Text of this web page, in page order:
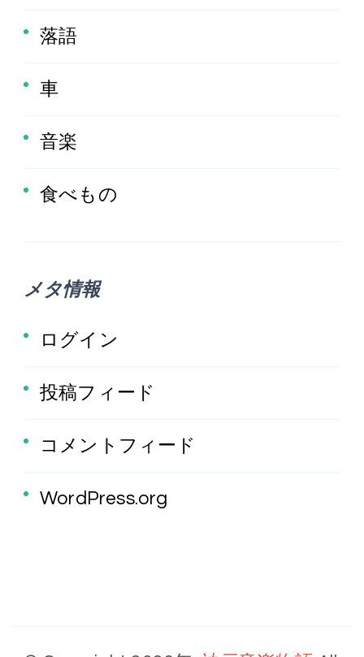
落語
車
音楽
食べもの
メタ情報
ログイン
投稿フィード
コメントフィード
WordPress.org